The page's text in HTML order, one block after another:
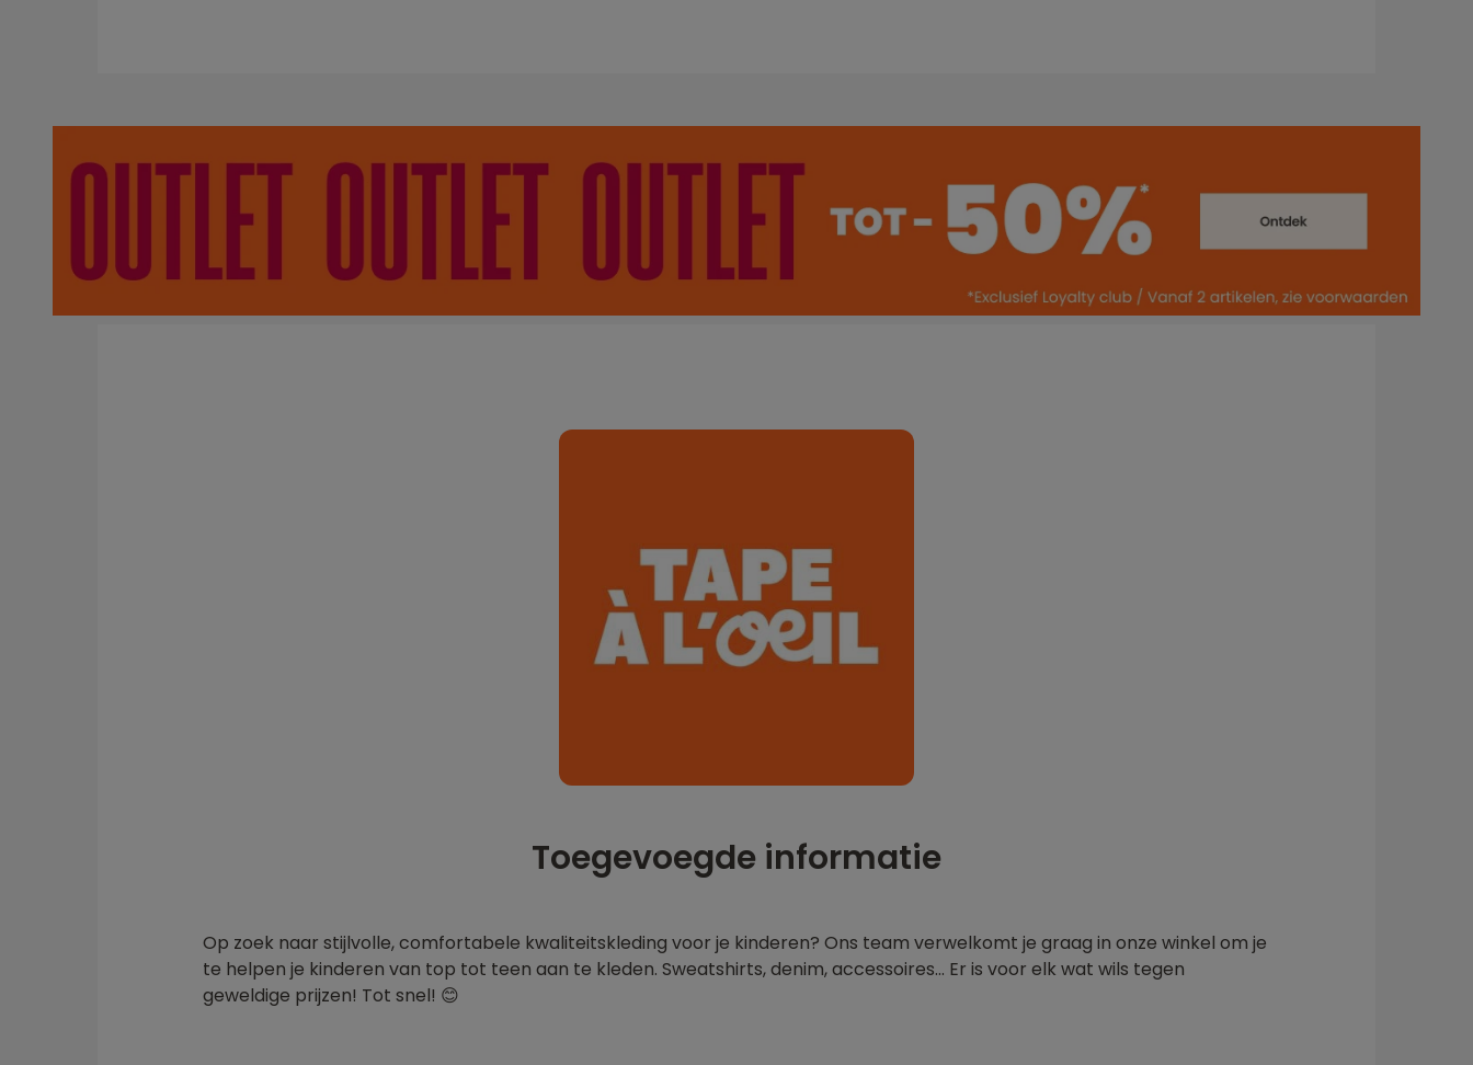
Toegevoegde informatie
Op zoek naar stijlvolle, comfortabele kwaliteitskleding voor je kinderen? Ons team verwelkomt je graag in onze winkel om je
te helpen je kinderen van top tot teen aan te kleden. Sweatshirts, denim, accessoires... Er is voor elk wat wils tegen
geweldige prijzen! Tot snel! 😊